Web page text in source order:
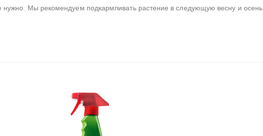
Мы рекомендуем подкармливать растение в следующую весну и осень.